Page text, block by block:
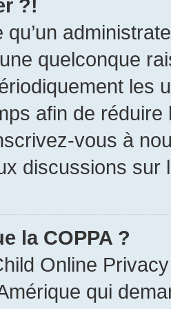
?!
qu’un
quelconque
les
afin de
vous à
discussions sur
la COPPA ?
Online
qui